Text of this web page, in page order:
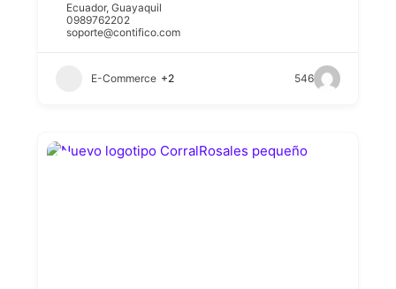
Ecuador,Guayaquil
0989762202
soporte@contifico.com
E-Commerce +2 546